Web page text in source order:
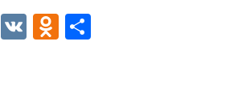
Viber
VK Odnoklassniki